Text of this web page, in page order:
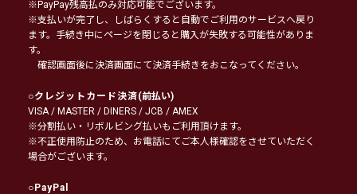
※PayPay残高払のみ対応可能でございます。
※支払いが完了し、しばらくすると自動でご利用のサービスへ戻り
ます。手続き中にページを閉じると購入が失敗する可能性がありま
す。
確認画面後に決済画面にて決済手続きをおこなってください。
○クレジットカード決済(前払い)
VISA / MASTER / DINERS / JCB / AMEX
※分割払い・リボルビング払いもご利用頂けます。
※不正使用防止のため、お電話にてご本人様確認をさせていただく
場合がございます。
○PayPal